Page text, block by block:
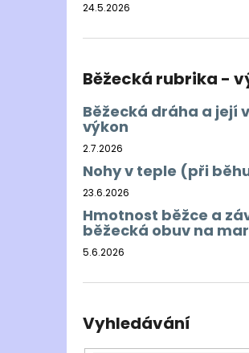
24.5.2026
Běžecká rubrika -
Běžecká dráha a její
výkon
2.7.2026
Nohy v teple (při
23.6.2026
Hmotnost běžce a
běžecká obuv na
5.6.2026
Vyhledávání